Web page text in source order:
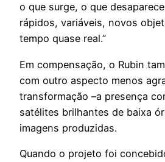
o que surge, o que
rápidos, variáveis, novos
tempo quase real.”
Em compensação, o Rubin
com outro aspecto menos
transformação –a presença
satélites brilhantes de baixa
imagens produzidas.
Quando o projeto foi